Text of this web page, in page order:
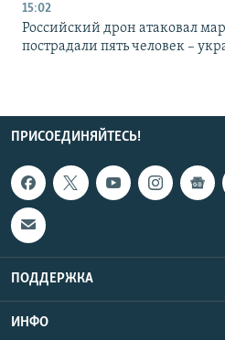
15:02
Российский дрон атаковал
пострадали пять человек –
ПРИСОЕДИНЯЙТЕСЬ!
ПОДДЕРЖКА
ИНФО